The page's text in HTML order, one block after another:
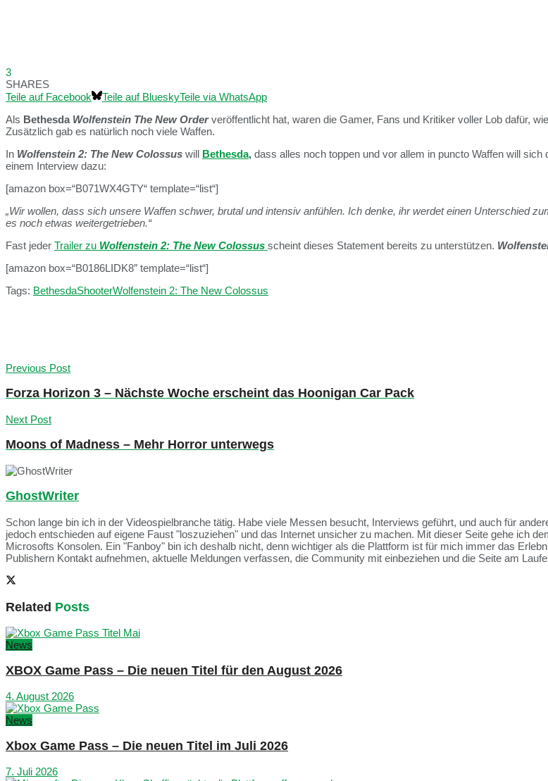
3
SHARES
Teile auf Facebook
Teile auf BlueskyTeile via WhatsApp
Als Bethesda Wolfenstein The New Orderveröffentlicht hat, waren die Gamer, Fans und Kritiker voller Lob dafür,
Zusätzlich gab es natürlich noch viele Waffen.
In Wolfenstein 2: The New Colossus will Bethesda, dass alles noch toppen und vor allem in puncto Waffen will
einem Interview dazu:
[amazon box=“B071WX4GTY“ template=“list“]
„Wir wollen, dass sich unsere Waffen schwer, brutal und intensiv anfühlen. Ich denke, ihr werdet einen Unterschied
es noch etwas weitergetrieben.“
Fast jeder Trailer zu Wolfenstein 2: The New Colossus scheint dieses Statement bereits zu unterstützen.
[amazon box=“B0186LIDK8″ template=“list“]
Tags: BethesdaShooterWolfenstein 2: The New Colossus
Previous Post
Forza Horizon 3 – Nächste Woche erscheint das Hoonigan Car Pack
Next Post
Moons of Madness – Mehr Horror unterwegs
GhostWriter
Schon lange bin ich in der Videospielbranche tätig. Habe viele Messen besucht, Interviews geführt, und auch für
jedoch entschieden auf eigene Faust "loszuziehen" und das Internet unsicher zu machen. Mit dieser Seite gehe ich
Microsofts Konsolen. Ein "Fanboy" bin ich deshalb nicht, denn wichtiger als die Plattform ist für mich immer das
Publishern Kontakt aufnehmen, aktuelle Meldungen verfassen, die Community mit einbeziehen und die Seite am
Related Posts
News
XBOX Game Pass – Die neuen Titel für den August 2026
4. August 2026
News
Xbox Game Pass – Die neuen Titel im Juli 2026
7. Juli 2026